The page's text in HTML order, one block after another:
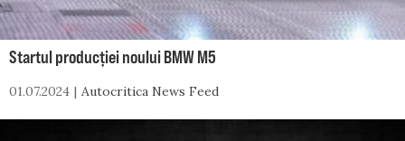
Startul producției noului BMW M5
01.07.2024 Autocritica News Feed